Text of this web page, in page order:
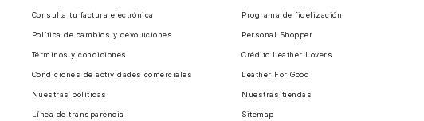
Consulta tu factura electrónica
Política de cambios y devoluciones
Términos y condiciones
Condiciones de actividades comerciales
Nuestras políticas
Línea de transparencia
Programa de fidelización
Personal Shopper
Crédito Leather Lovers
Leather For Good
Nuestras tiendas
Sitemap